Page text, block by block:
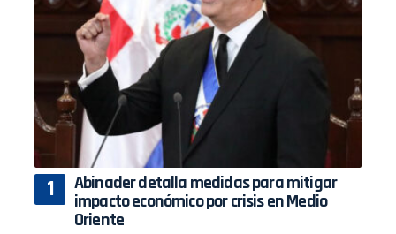
Abinader detalla medidas para mitigar
impacto económico por crisis en Medio
Oriente